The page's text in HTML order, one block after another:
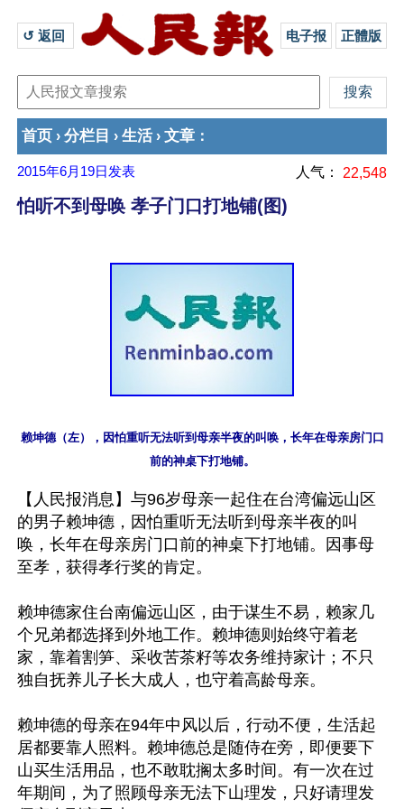
↺ 返回 电子报 正體版
首页 › 分栏目 › 生活 › 文章 ：
2015年6月19日 发表 人气： 22,548
怕听不到母唤 孝子门口打地铺(图)
赖坤德（左），因怕重听无法听到母亲半夜的叫唤，长年在母亲房门口
【人民报消息】与96岁母亲一起住在台湾偏远山区
的男子赖坤德，因怕重听无法听到母亲半夜的叫
唤，长年在母亲房门口前的神桌下打地铺。因事母
至孝，获得孝行奖的肯定。
赖坤德家住台南偏远山区，由于谋生不易，赖家几
个兄弟都选择到外地工作。赖坤德则始终守着老
家，靠着割笋、采收苦茶籽等农务维持家计；不只
独自抚养儿子长大成人，也守着高龄母亲。
赖坤德的母亲在94年中风以后，行动不便，生活起
居都要靠人照料。赖坤德总是随侍在旁，即便要下
山买生活用品，也不敢耽搁太多时间。有一次在过
年期间，为了照顾母亲无法下山理发，只好请理发